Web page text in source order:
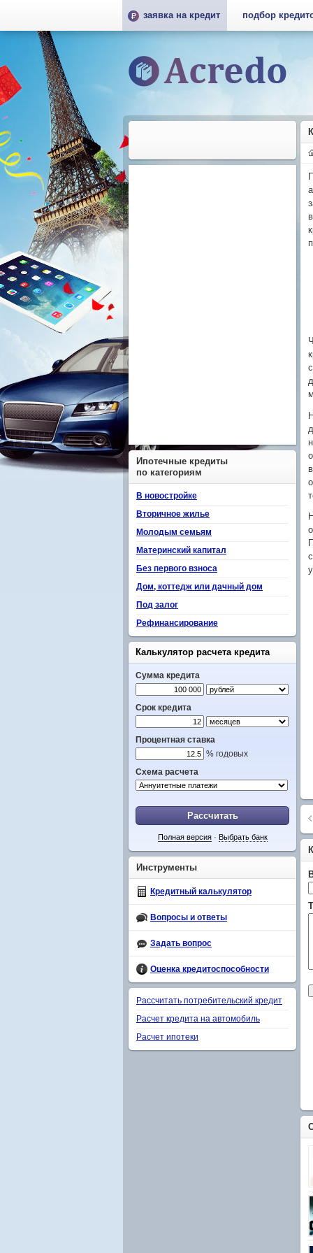
Ипотечные кредиты
по категориям
В новостройке
Вторичное жилье
Молодым семьям
Материнский капитал
Без первого взноса
Дом, коттедж или дачный дом
Под залог
Рефинансирование
Калькулятор расчета кредита
Сумма кредита
Срок кредита
Процентная ставка
% годовых
Схема расчета
Рассчитать
Полная версия· Выбрать банк
Инструменты
Кредитный калькулятор
Вопросы и ответы
Задать вопрос
Оценка кредитоспособности
Рассчитать потребительский кредит
Расчет кредита на автомобиль
Расчет ипотеки
заявка на кредит подбор